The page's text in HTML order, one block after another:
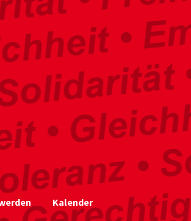
Kalender